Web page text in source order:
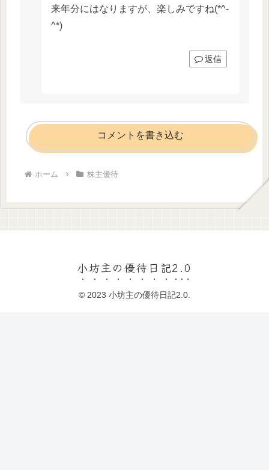
来年分にはなりますが、楽しみですね(*^-
^*)
返信
コメントを書き込む
ホーム 株主優待
小坊主の優待日記2.0
© 2023 小坊主の優待日記2.0.